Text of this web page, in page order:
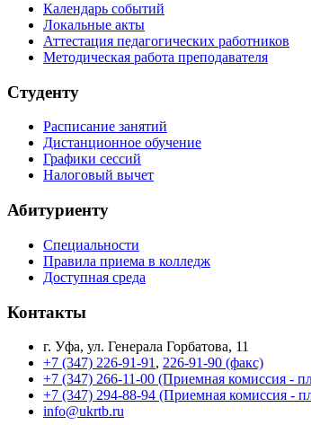
Календарь событий
Локальные акты
Аттестация педагогических работников
Методическая работа преподавателя
Студенту
Расписание занятий
Дистанционное обучение
Графики сессий
Налоговый вычет
Абитуриенту
Специальности
Правила приема в колледж
Доступная среда
Контакты
г. Уфа, ул. Генерала Горбатова, 11
+7 (347) 226-91-91 , 226-91-90 (факс)
+7 (347) 266-11-00 (Приемная комиссия -
+7 (347) 294-88-94 (Приемная комиссия -
info@ukrtb.ru